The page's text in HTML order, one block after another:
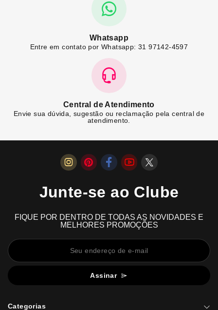
Whatsapp
Entre em contato por Whatsapp: 31 97142-4597
Central de Atendimento
Envie sua dúvida, sugestão ou reclamação pela central de
atendimento.
Junte-se ao Clube
FIQUE POR DENTRO DE TODAS AS NOVIDADES E
MELHORES PROMOÇÕES
Assinar
Categorias